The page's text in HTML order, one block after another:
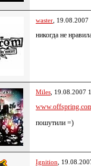
waster ,
никогда не
Miles , 19.08.2007
пошутили =)
Ignition ,